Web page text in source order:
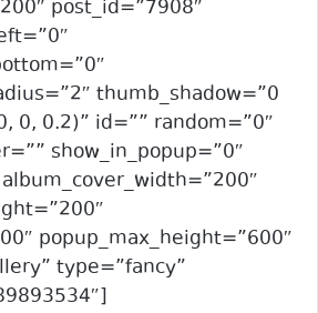
post_id=”7908″
thumb_shadow=”0
0, 0.2)” id=”” random=”0″
show_in_popup=”0″
popup_max_height=”600″
type=”fancy”